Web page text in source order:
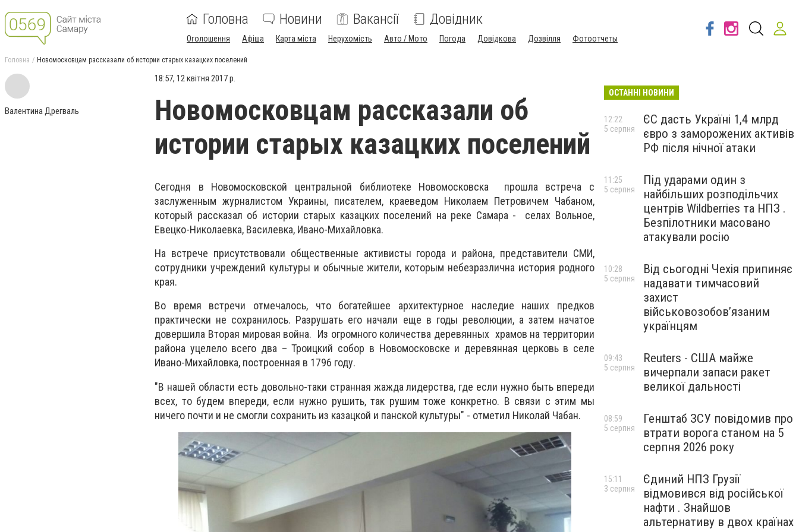
Головна Новини Вакансії Довідник
Оголошення Афіша Карта міста Нерухомість Авто / Мото Погода Довідкова Дозвілля Фотоотчеты
Головна Новомосковцам рассказали об истории старых казацких поселений
Валентина Дрегваль
18:57, 12 квітня 2017 р.
Новомосковцам рассказали об
истории старых казацких поселений
Сегодня в Новомосковской центральной библиотеке Новомосковска прошла встреча с
заслуженным журналистом Украины, писателем, краеведом Николаем Петровичем Чабаном,
который рассказал об истории старых казацких поселений на реке Самара - селах Вольное,
Евецко-Николаевка, Василевка, Ивано-Михайловка.
На встрече присутствовали общественные активисты города и района, представители СМИ,
сотрудники учреждений культуры и обычные жители, которым небезразлична история родного
края.
Во время встречи отмечалось, что богатейшее архитектурное наследие наших предков
практически не сохранилось. Разрушать его начали еще в годы революции, а затем начатое
довершила Вторая мировая война. Из огромного количества деревянных храмов на территории
района уцелело всего два – Троицкий собор в Новомосковске и деревянная церковь в селе
Ивано-Михайловка, построенная в 1796 году.
"В нашей области есть довольно-таки странная жажда лидерства, где если нужно быть впереди
всех, то будем впереди, если нужно рушить, так рушим тоже конкретно. В связи с этим мы
ничего почти и не смогли сохранить из казацкой и панской культуры" - отметил Николай Чабан.
ОСТАННІ НОВИНИ
ЄС дасть Україні 1,4 млрд
євро з заморожених активів
РФ після нічної атаки
12:22
5 серпня
Під ударами один з
найбільших розподільчих
центрів Wildberries та НПЗ .
Безпілотники масовано
атакували росію
11:25
5 серпня
Від сьогодні Чехія припиняє
надавати тимчасовий
захист
військовозобов’язаним
українцям
10:28
5 серпня
Reuters - США майже
вичерпали запаси ракет
великої дальності
09:43
5 серпня
Генштаб ЗСУ повідомив про
втрати ворога станом на 5
серпня 2026 року
08:59
5 серпня
Єдиний НПЗ Грузії
відмовився від російської
нафти . Знайшов
альтернативу в двох країнах
15:11
3 серпня